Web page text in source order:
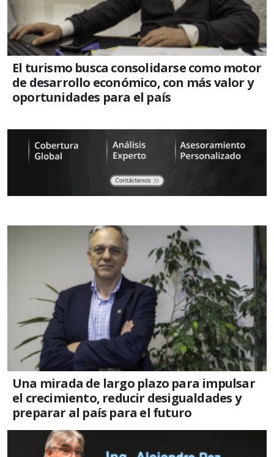
El turismo busca consolidarse como motor
de desarrollo económico, con más valor y
oportunidades para el país
Una mirada de largo plazo para impulsar
el crecimiento, reducir desigualdades y
preparar al país para el futuro